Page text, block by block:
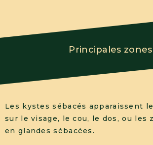
Principales zones
Les kystes sébacés apparaissent
sur le visage, le cou, le dos, ou les
en glandes sébacées.